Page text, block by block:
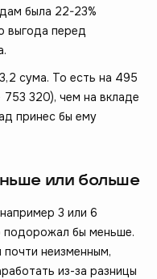
была 22-23%
выгода перед
сума. То есть на 495
320), чем на вкладе
принес бы ему
или больше
3 или 6
подорожал бы меньше.
почти неизменным,
из-за разницы